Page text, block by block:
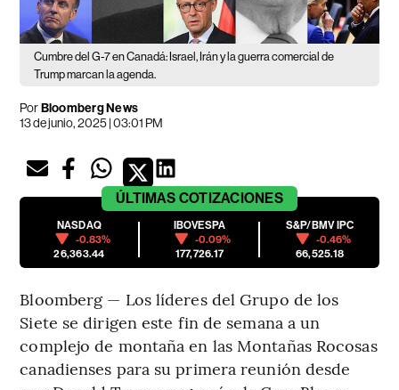
Cumbre del G-7 en Canadá: Israel, Irán y la guerra comercial de
Trump marcan la agenda.
PorBloomberg News
13 de junio, 2025 | 03:01 PM
ÚLTIMAS COTIZACIONES
NASDAQ
-0.83%
26,363.44
IBOVESPA
-0.09%
177,726.17
S&P/BMV IPC
-0.46%
66,525.18
Bloomberg — Los líderes del Grupo de los
Siete se dirigen este fin de semana a un
complejo de montaña en las Montañas Rocosas
canadienses para su primera reunión desde